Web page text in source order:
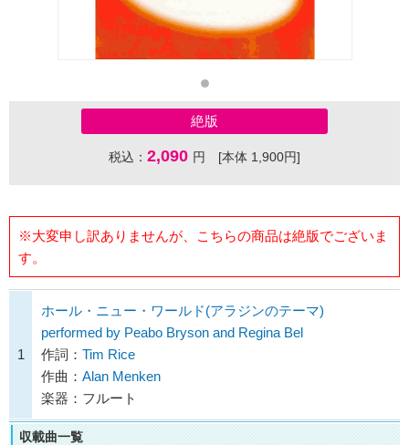
絶版
税込： 2,090 円 [本体 1,900円]
※大変申し訳ありませんが、こちらの商品は絶版でございま
す。
1
ホール・ニュー・ワールド(アラジンのテーマ)
performed by Peabo Bryson and Regina Bel
作詞： Tim Rice
作曲： Alan Menken
楽器：フルート
収載曲一覧